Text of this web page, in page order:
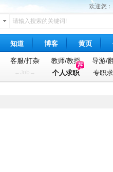
欢迎您
知道 博客 黄页
客服/打杂 教师/教授 导游/
←Job→ 个人求职 专职